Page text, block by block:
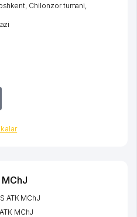
Chilonzor tumani
АТК MChJ
MChJ